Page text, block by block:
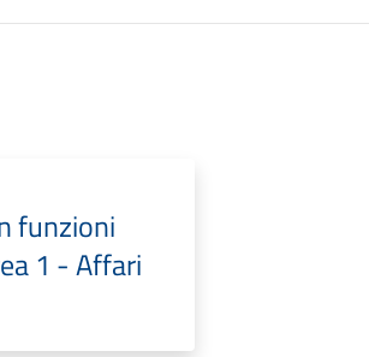
funzioni
1 - Affari